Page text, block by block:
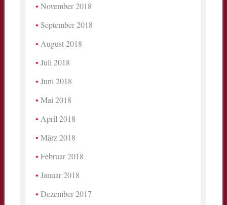
November 2018
September 2018
August 2018
Juli 2018
Juni 2018
Mai 2018
April 2018
März 2018
Februar 2018
Januar 2018
Dezember 2017